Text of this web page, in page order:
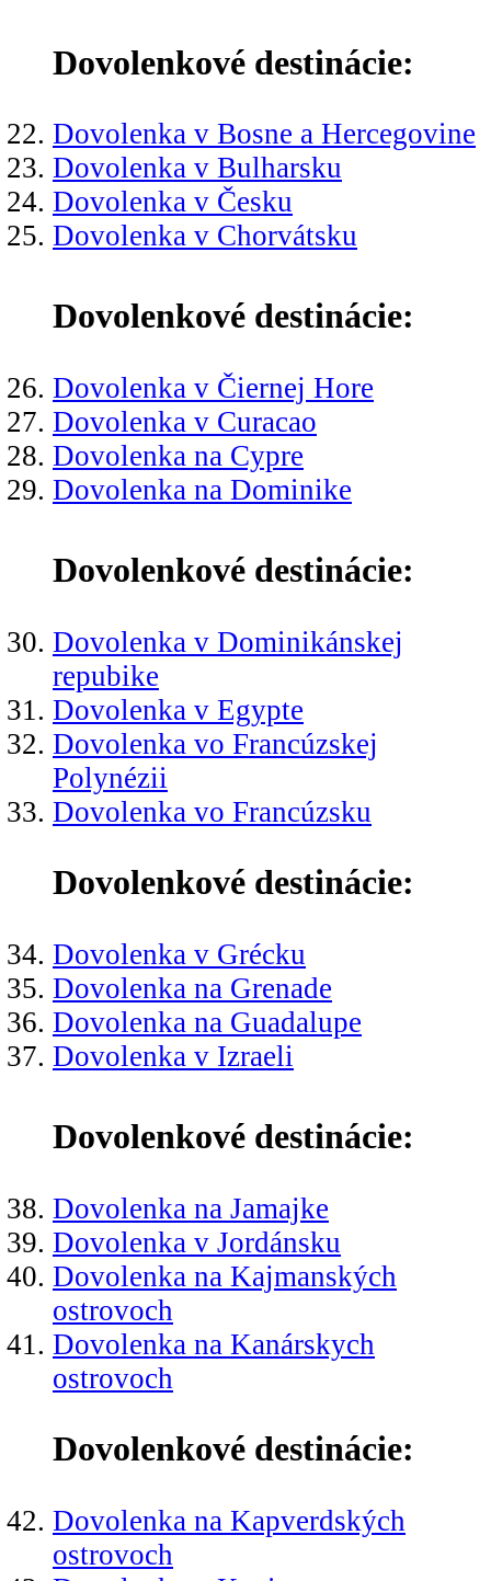
Dovolenkové destinácie:
Dovolenka v Bosne a Hercegovine
Dovolenka v Bulharsku
Dovolenka v Česku
Dovolenka v Chorvátsku
Dovolenkové destinácie:
Dovolenka v Čiernej Hore
Dovolenka v Curacao
Dovolenka na Cypre
Dovolenka na Dominike
Dovolenkové destinácie:
Dovolenka v Dominikánskej
repubike
Dovolenka v Egypte
Dovolenka vo Francúzskej
Polynézii
Dovolenka vo Francúzsku
Dovolenkové destinácie:
Dovolenka v Grécku
Dovolenka na Grenade
Dovolenka na Guadalupe
Dovolenka v Izraeli
Dovolenkové destinácie:
Dovolenka na Jamajke
Dovolenka v Jordánsku
Dovolenka na Kajmanských
ostrovoch
Dovolenka na Kanárskych
ostrovoch
Dovolenkové destinácie:
Dovolenka na Kapverdských
ostrovoch